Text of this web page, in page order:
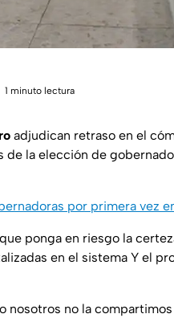
1 minuto lectura
adjudican retraso en el
de la elección de
por primera vez
ponga en riesgo la
en el sistema Y el
nosotros no la